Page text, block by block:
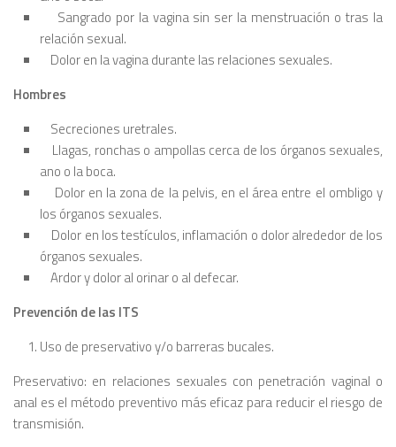
Sangrado por la vagina sin ser la menstruación o tras la
relación sexual.
Dolor en la vagina durante las relaciones sexuales.
Hombres
Secreciones uretrales.
Llagas, ronchas o ampollas cerca de los órganos sexuales,
ano o la boca.
Dolor en la zona de la pelvis, en el área entre el ombligo y
los órganos sexuales.
Dolor en los testículos, inflamación o dolor alrededor de los
órganos sexuales.
Ardor y dolor al orinar o al defecar.
Prevención de las ITS
Uso de preservativo y/o barreras bucales.
Preservativo: en relaciones sexuales con penetración vaginal o
anal es el método preventivo más eficaz para reducir el riesgo de
transmisión.